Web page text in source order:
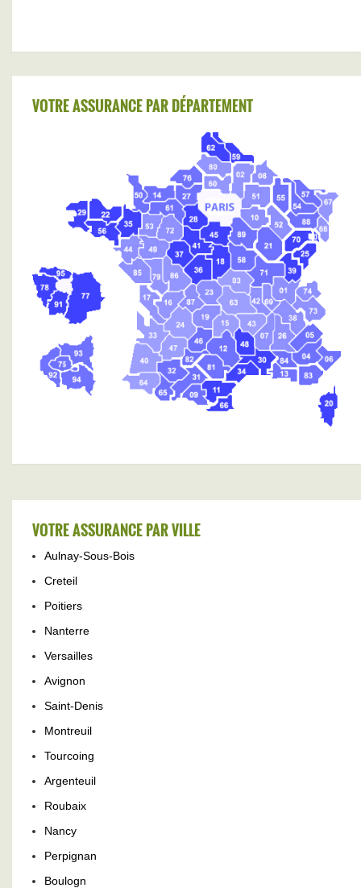
VOTRE ASSURANCE PAR DÉPARTEMENT
VOTRE ASSURANCE PAR VILLE
Aulnay-Sous-Bois
Creteil
Poitiers
Nanterre
Versailles
Avignon
Saint-Denis
Montreuil
Tourcoing
Argenteuil
Roubaix
Nancy
Perpignan
Boulogn